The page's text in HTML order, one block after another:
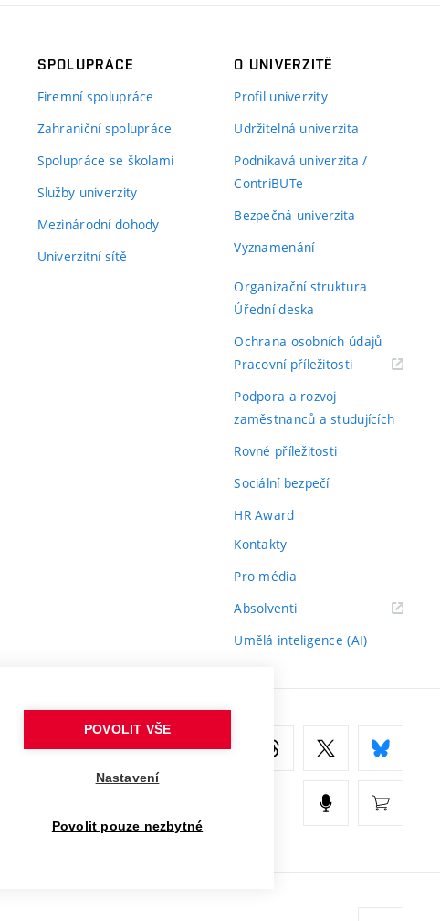
SPOLUPRÁCE
Firemní spolupráce
Zahraniční spolupráce
Spolupráce se školami
Služby univerzity
Mezinárodní dohody
Univerzitní sítě
O UNIVERZITĚ
Profil univerzity
Udržitelná univerzita
Podnikavá univerzita /
ContriBUTe
Bezpečná univerzita
Vyznamenání
Organizační struktura
Úřední deska
Ochrana osobních údajů
Pracovní příležitosti(externí
Podpora a rozvoj
zaměstnanců a studujících
Rovné příležitosti
Sociální bezpečí
HR Award
Kontakty
Pro média
Absolventi(externí
Umělá inteligence (AI)
POVOLIT VŠE
Nastavení
Povolit pouze nezbytné